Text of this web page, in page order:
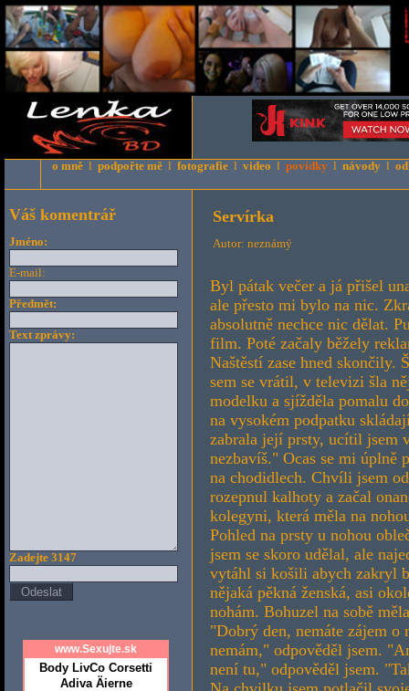
o mně l podpořte mě l fotografie l video l povídky l návody l
Servírka
Autor: neznámý
Byl pátak večer a já přišel unavenej z práce. Ne že bych se ten den předřel, ale přesto mi bylo na nic. Zkrátka takovej ten den, kdy ce člověku absolutně nechce nic dělat. Pustil jsem si televizi. Zrovna končil nějakej film. Poté začaly běžely reklamy. "Běžte s tím do prdele," ulevil jsem si. Naštěstí zase hned skončily. Šel jsem do ledničky a otevřel si pivo. Když sem se vrátil, v televizi šla nějaká módní přehlídka. Kamera zabrala modelku a sjížděla pomalu dolů až k nohám. Modelka na sobě měla boty na vysokém podpatku skládajících se jen z tenkých řemínků. Když kamera zabrala její prsty, ucítil jsem vzrušení. "Do prčic, ty se snad toho fetišismu nezbavíš." Ocas se mi úplně postavil, když jsem pomyslel, jak ji lechtám na chodidlech. Chvíli jsem odolával ale nakonec jsem se posadil do křesla, rozepnul kalhoty a začal onanovat. Kamera mezitím udělala záběr na její kolegyni, která měla na nohou podobné boty, ale měla navíc punčochy. Pohled na prsty u nohou oblečené do punčoch mě ještě více vzrušil. Už už jsem se skoro udělal, ale najednou zazvonil zvonek. Vztekle jsem zavrčel, vytáhl si košili abych zakryl bouli na kalhotech a šel otevřít. Za nimi stála nějaká pěkná ženská, asi okolo 25 let. Pohled mi ihned padnul k jejím nohám. Bohuzel na sobě měla uzavřený boty, takže jsem nic neviděl. "Dobrý den, nemáte zájem o nějakou kosmetiku ?" zeptala se. "Díky ale nemám," odpověděl jsem. "Ani vaše žena ? "zeptala se znovu. "Ani ta ne, není tu," odpověděl jsem. "Tak nashledanou," otočila se a začala odcházet. Na chvilku jsem potlačil svoje pudy ji vtáhnout dovnitř a trochu si s ní pohrát. Pak mě napadla hrozná myšlenka, že už vypadám jako ženatý. Bylo mi zrovna před pár týdny 21. Navíc jsem jí záměrně řekl, že moje žena tu není, abych jí nemusel říkat že jsem tu furt sám. Vrátil jsem se k televizi, ale už tam nic zajímavýho nešlo. "Tak co, pudu do hospody," řek jsem si, vzal si nějaký drobný a vyrazil. Vzhledem k tomu že byl pátek, měl jsem docela štěstí a našel místo hned v první. Posadil jsem se k malýmu stolku aby si ke mě nikdo nepřilezl a čekal. Za chvíli přišla servírka. "Co to bude ?" zeptala se. "Dám si pivo," odvětil jsem. "Hned to bude," usmála se na mě a odešla. Díval jsem se na ni a všiml si že je docela pěkná. Asi metr sedmdesát vysoká, středně dlouhé blond vlasy a moc pěkný nohy. Vypadala tak na dvacet let. Najednou jsem si uvědomil, že jsem se zapoměl podívat co měla za obuv. Asi za minutu šla zpátky a nesla mi pivo. Radši jsem se díval jinam, aby si nevšimla, že jí čumím na nohy. "Tady to máte," usmála se na mě ještě jednou a položila sklenici na stůl. Poděkoval jsem a počkal až se otočí a půjde pryč. Když šla, podíval jsem se a opět se vzrušil. Měla na sobě krátkou černou sukýnku a na nohou naboso obuté pantofle. "Tu tak mí,t" pomyslel jsem si. Ale ta určitě někoho má. Přestože jsem do této hospody chodíval častěji, nikdy jsem si nevšiml, že by za ní někdo chodil, jako ostatní borci chodili za jejími kolegyněmi. Měl jsem docela žízeň a pivo už bylo skoro vypitý. "Dáte si ještě jedno ?" přitočila se
Váš komentrář
Jméno:
E-mail:
Předmět:
Text zprávy:
Zadejte 3147
www.Sexujte.sk
Body LivCo Corsetti
Adiva Äierne